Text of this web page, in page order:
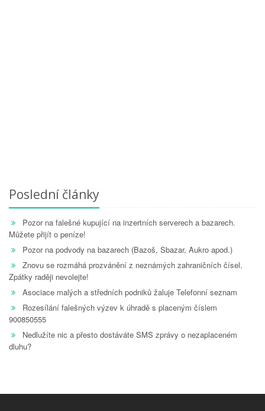
Poslední články
Pozor na falešné kupující na inzertních serverech a bazarech.
Můžete přijít o peníze!
Pozor na podvody na bazarech (Bazoš, Sbazar, Aukro apod.)
Znovu se rozmáhá prozvánění z neznámých zahraničních čísel.
Zpátky raději nevolejte!
Asociace malých a středních podniků žaluje Telefonní seznam
Rozesílání falešných výzev k úhradě s placeným číslem
900850555
Nedlužíte nic a přesto dostáváte SMS zprávy o nezaplaceném
dluhu?